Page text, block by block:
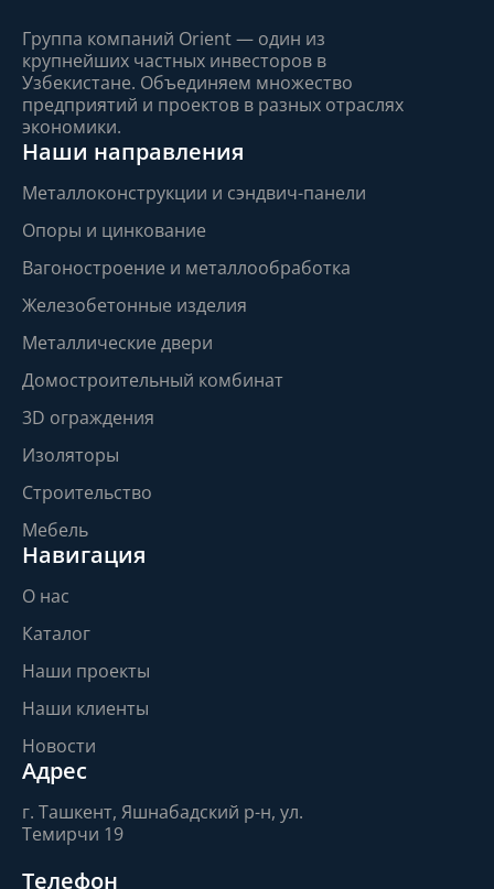
Группа компаний Orient — один из
крупнейшиx частныx инвесторов в
Узбекистане. Объединяем множество
предприятий и проектов в разныx отрасляx
экономики.
Наши направления
Металлоконструкции и сэндвич-панели
Опоры и цинкование
Вагоностроение и металлообработка
Железобетонные изделия
Металлические двери
Домостроительный комбинат
3D ограждения
Изоляторы
Строительство
Мебель
Навигация
О нас
Каталог
Наши проекты
Наши клиенты
Новости
Адрес
г. Ташкент, Яшнабадский р-н, ул.
Темирчи 19
Телефон